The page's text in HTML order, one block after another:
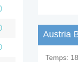
Austria
Temps: